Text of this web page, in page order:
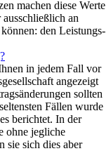
machen diese Werte
an
den Leistungs-
in jedem Fall vor
angezeigt
sollten
Fällen wurde
berichtet. In der
ohne jegliche
sie sich dies aber